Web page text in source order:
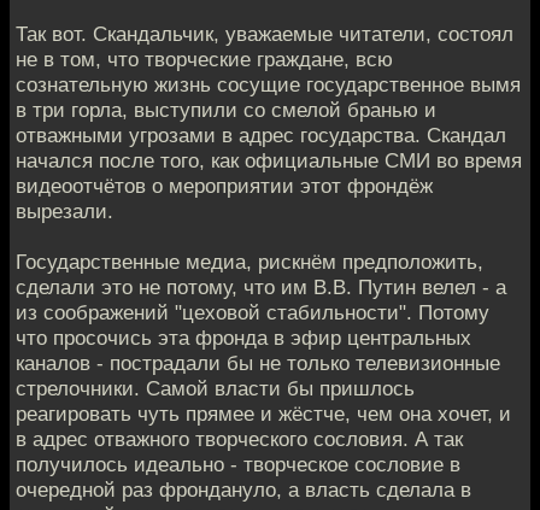
Так вот. Скандальчик, уважаемые читатели, состоял
не в том, что творческие граждане, всю
сознательную жизнь сосущие государственное вымя
в три горла, выступили со смелой бранью и
отважными угрозами в адрес государства. Скандал
начался после того, как официальные СМИ во время
видеоотчётов о мероприятии этот фрондёж
вырезали.
Государственные медиа, рискнём предположить,
сделали это не потому, что им В.В. Путин велел - а
из соображений "цеховой стабильности". Потому
что просочись эта фронда в эфир центральных
каналов - пострадали бы не только телевизионные
стрелочники. Самой власти бы пришлось
реагировать чуть прямее и жёстче, чем она хочет, и
в адрес отважного творческого сословия. А так
получилось идеально - творческое сословие в
очередной раз фрондануло, а власть сделала в